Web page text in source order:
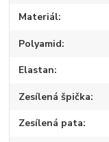
Materiál
Polyamid
Elastan
Zesílená špička
Zesílená pata